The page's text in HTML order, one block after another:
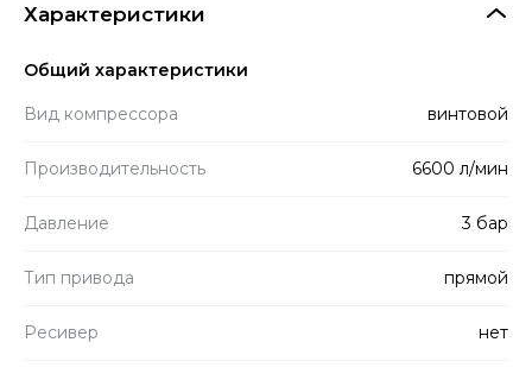
Характеристики
Общий характеристики
Вид компрессора винтовой
Производитель­ность 6600 л/мин
Давление 3 бар
Тип привода прямой
Ресивер нет